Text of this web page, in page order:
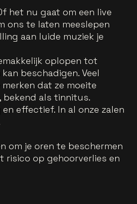
het nu gaat om een live
ons te laten meeslepen
aan luide muziek je
oplopen tot
beschadigen. Veel
dat ze moeite
bekend als tinnitus.
effectief. In al onze zalen
om je oren te beschermen
risico op gehoorverlies en